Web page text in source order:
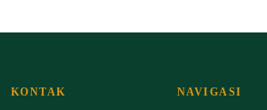
KONTAK NAVIGASI